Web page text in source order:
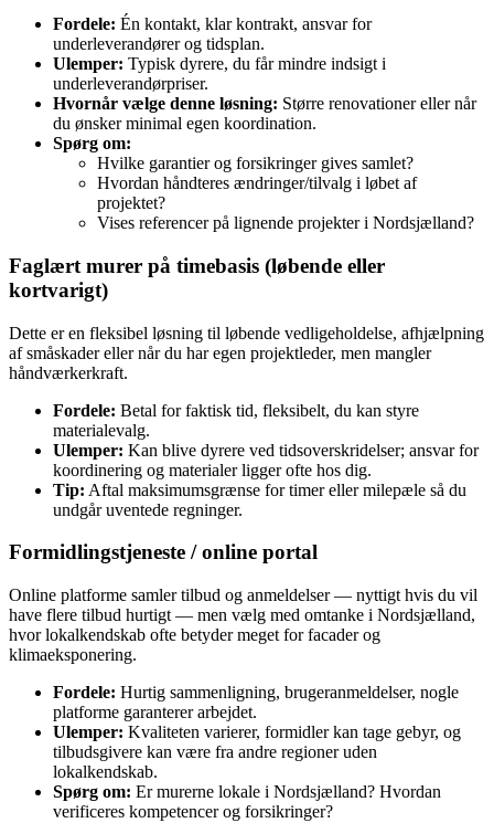
Fordele: Én kontakt, klar kontrakt, ansvar for
underleverandører og tidsplan.
Ulemper: Typisk dyrere, du får mindre indsigt i
underleverandørpriser.
Hvornår vælge denne løsning: Større renovationer eller når
du ønsker minimal egen koordination.
Spørg om:
Hvilke garantier og forsikringer gives samlet?
Hvordan håndteres ændringer/tilvalg i løbet af
projektet?
Vises referencer på lignende projekter i Nordsjælland?
Faglært murer på timebasis (løbende eller
kortvarigt)
Dette er en fleksibel løsning til løbende vedligeholdelse, afhjælpning
af småskader eller når du har egen projektleder, men mangler
håndværkerkraft.
Fordele: Betal for faktisk tid, fleksibelt, du kan styre
materialevalg.
Ulemper: Kan blive dyrere ved tidsoverskridelser; ansvar for
koordinering og materialer ligger ofte hos dig.
Tip: Aftal maksimumsgrænse for timer eller milepæle så du
undgår uventede regninger.
Formidlingstjeneste / online portal
Online platforme samler tilbud og anmeldelser — nyttigt hvis du vil
have flere tilbud hurtigt — men vælg med omtanke i Nordsjælland,
hvor lokalkendskab ofte betyder meget for facader og
klimaeksponering.
Fordele: Hurtig sammenligning, brugeranmeldelser, nogle
platforme garanterer arbejdet.
Ulemper: Kvaliteten varierer, formidler kan tage gebyr, og
tilbudsgivere kan være fra andre regioner uden
lokalkendskab.
Spørg om: Er murerne lokale i Nordsjælland? Hvordan
verificeres kompetencer og forsikringer?